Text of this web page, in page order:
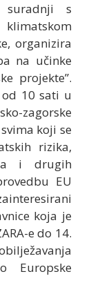
suradnji s
organizira
na učinke
projekte”.
10 sati u
zagorske
koji se
rizika,
i drugih
EU
koja je
e do 14.
Europske